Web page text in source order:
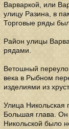
Варваркой, или
улицу Разина, в
Торговые ряды
Район улицы
рядами.
Ветошный
века в Рыбном
изделиями из
Улица Никольская
Большая глава. Он
Никольской было